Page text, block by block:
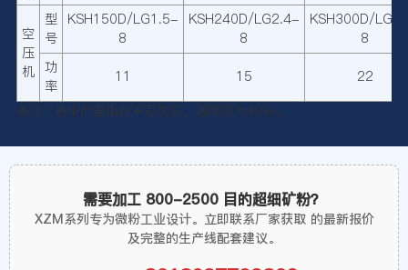
空
压
机
型
号
KSH150D/LG1.5-
8
KSH240D/LG2.4-
8
KSH300D/
8
功
率
11 15
22
备注：表中产量指粉末石灰石，通筛率为80%。
需要加工 800-2500 目的超细矿粉？
XZM系列专为微粉工业设计。立即联系厂家获取 的最新报价
及完整的生产线配套建议。